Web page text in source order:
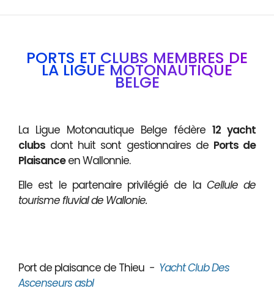
PORTS ET CLUBS MEMBRES DE
LA LIGUE MOTONAUTIQUE
BELGE
La Ligue Motonautique Belge fédère 12 yacht
clubs dont huit sont gestionnaires de Ports de
Plaisanceen Wallonnie.
Elle est le partenaire privilégié de la Cellule de
tourisme fluvial de Wallonie.
Port de plaisance de Thieu - Yacht Club Des
Ascenseurs asbl